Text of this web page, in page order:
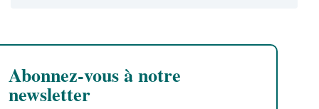
Abonnez-vous à notre
newsletter